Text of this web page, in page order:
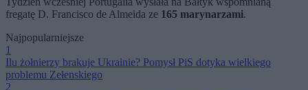
fregatę D. Francisco de Almeida ze 165 marynarzami.
Najpopularniejsze
1
Ilu żołnierzy brakuje Ukrainie? Pomysł PiS dotyka wielkiego
problemu Zełenskiego
2